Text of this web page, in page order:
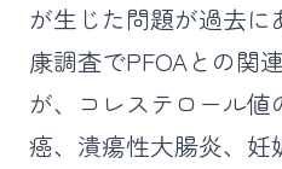
が生じた問題が過去
康調査でPFOAとの関
が、コレステロール
癌、潰瘍性大腸炎、